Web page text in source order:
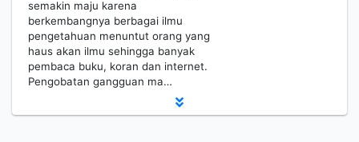
semakin maju karena
berkembangnya berbagai ilmu
pengetahuan menuntut orang yang
haus akan ilmu sehingga banyak
pembaca buku, koran dan internet.
Pengobatan gangguan ma…